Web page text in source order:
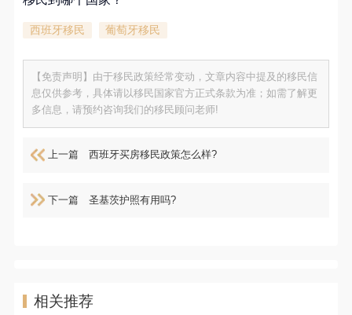
西班牙移民 葡萄牙移民
【免责声明】由于移民政策经常变动，文章内容中提及的移民信
息仅供参考，具体请以移民国家官方正式条款为准；如需了解更
多信息，请预约咨询我们的移民顾问老师!
上一篇 西班牙买房移民政策怎么样?
下一篇 圣基茨护照有用吗?
相关推荐